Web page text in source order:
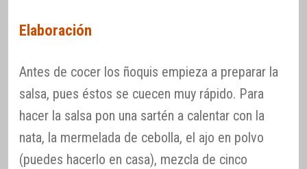
Elaboración
Antes de cocer los ñoquis empieza a preparar la
salsa, pues éstos se cuecen muy rápido. Para
hacer la salsa pon una sartén a calentar con la
nata, la mermelada de cebolla, el ajo en polvo
(puedes hacerlo en casa), mezcla de cinco